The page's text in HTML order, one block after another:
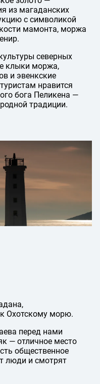
из магаданских
с символикой
мамонта, моржа
северных
клыки моржа,
и эвенкские
нравится
бога Пеликена —
традиции.
Охотскому морю.
перед нами
— отличное место
общественное
люди и смотрят